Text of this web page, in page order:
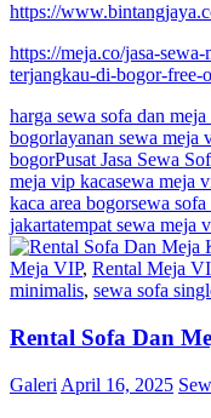
https://
https://meja.co/jasa-
terjangkau-di-bogor-free-
harga sewa sofa dan
bogorlayanan sewa meja
bogorPusat Jasa Sewa
meja vip kacasewa meja
kaca area bogorsewa
jakartatempat sewa meja
Meja VIP, Rental Meja
minimalis, sewa sofa
Rental Sofa Dan
Galeri April 16, 2025